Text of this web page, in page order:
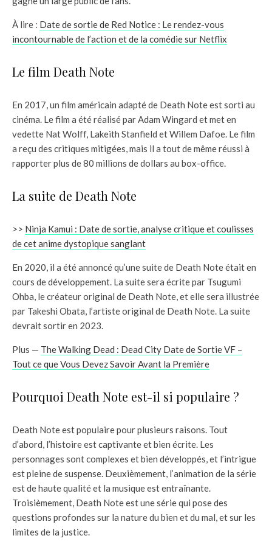
À lire : Date de sortie de Red Notice : Le rendez-vous
incontournable de l’action et de la comédie sur Netflix
Le film Death Note
En 2017, un film américain adapté de Death Note est sorti au
cinéma. Le film a été réalisé par Adam Wingard et met en
vedette Nat Wolff, Lakeith Stanfield et Willem Dafoe. Le film
a reçu des critiques mitigées, mais il a tout de même réussi à
rapporter plus de 80 millions de dollars au box-office.
La suite de Death Note
>> Ninja Kamui : Date de sortie, analyse critique et coulisses
de cet anime dystopique sanglant
En 2020, il a été annoncé qu’une suite de Death Note était en
cours de développement. La suite sera écrite par Tsugumi
Ohba, le créateur original de Death Note, et elle sera illustrée
par Takeshi Obata, l’artiste original de Death Note. La suite
devrait sortir en 2023.
Plus — The Walking Dead : Dead City Date de Sortie VF –
Tout ce que Vous Devez Savoir Avant la Première
Pourquoi Death Note est-il si populaire ?
Death Note est populaire pour plusieurs raisons. Tout
d’abord, l’histoire est captivante et bien écrite. Les
personnages sont complexes et bien développés, et l’intrigue
est pleine de suspense. Deuxièmement, l’animation de la série
est de haute qualité et la musique est entraînante.
Troisièmement, Death Note est une série qui pose des
questions profondes sur la nature du bien et du mal, et sur les
limites de la justice.